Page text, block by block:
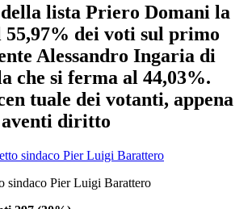
lista Priero Domani la
55,97% dei voti sul primo
Alessandro Ingaria di
che si ferma al 44,03%.
tuale dei votanti, appena
diritto
sindaco Pier Luigi Barattero